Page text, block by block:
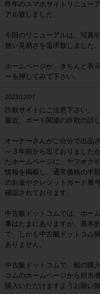
昨年のスマホサイトリニュー
アル致しました。
今回のリニューアルは、写真
無い見易さを追求致しました。
ホームページが、きちんと表
ーを押してみて下さい。
2023/12/07
詐欺サイトにご注意下さい。
最近、ボート関連の詐欺の話
オーナーさんがご自分で出品
～３年前から出ておりました
たホームページに、ヤフオク
情報を掲載し、通常価格の半
のお金やクレジットカード番
確認されております。
中古艇ドットコムでは、ホー
事はたまにありますが、基本
で、しかも中古艇ドットコム
ありません。
中古艇ドットコムで、船の購
コムのホームページから担当
購入いただけますようお願い致